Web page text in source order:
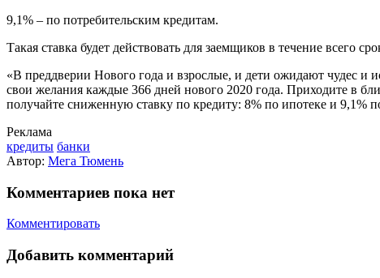
9,1% – по потребительским кредитам.
Такая ставка будет действовать для заемщиков в течение всего
«В преддверии Нового года и взрослые, и дети ожидают чудес
свои желания каждые 366 дней нового 2020 года. Приходите в
получайте сниженную ставку по кредиту: 8% по ипотеке и 9,1%
Реклама
кредиты банки
Автор: Мега Тюмень
Комментариев пока нет
Комментировать
Добавить комментарий